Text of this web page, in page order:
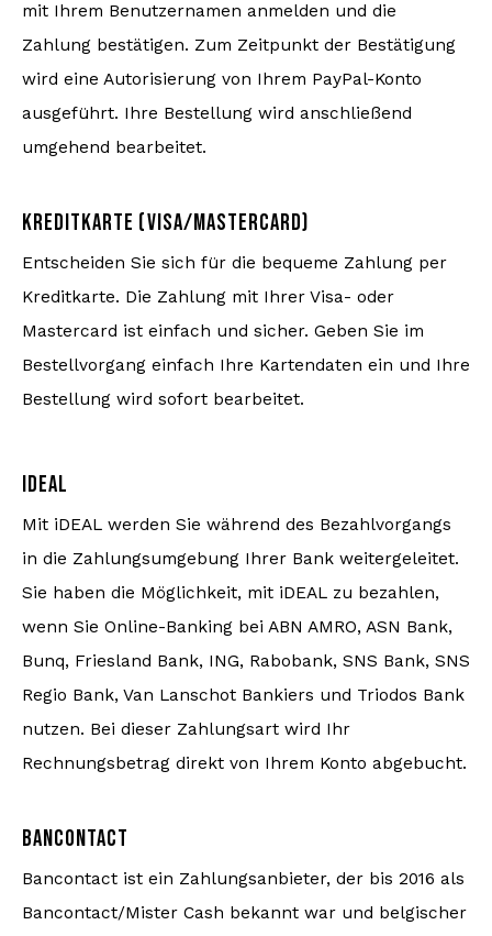
mit Ihrem Benutzernamen anmelden und die
Zahlung bestätigen. Zum Zeitpunkt der Bestätigung
wird eine Autorisierung von Ihrem PayPal-Konto
ausgeführt. Ihre Bestellung wird anschließend
umgehend bearbeitet.
KREDITKARTE (VISA/MASTERCARD)
Entscheiden Sie sich für die bequeme Zahlung per
Kreditkarte. Die Zahlung mit Ihrer Visa- oder
Mastercard ist einfach und sicher. Geben Sie im
Bestellvorgang einfach Ihre Kartendaten ein und Ihre
Bestellung wird sofort bearbeitet.
IDEAL
Mit iDEAL werden Sie während des Bezahlvorgangs
in die Zahlungsumgebung Ihrer Bank weitergeleitet.
Sie haben die Möglichkeit, mit iDEAL zu bezahlen,
wenn Sie Online-Banking bei ABN AMRO, ASN Bank,
Bunq, Friesland Bank, ING, Rabobank, SNS Bank, SNS
Regio Bank, Van Lanschot Bankiers und Triodos Bank
nutzen. Bei dieser Zahlungsart wird Ihr
Rechnungsbetrag direkt von Ihrem Konto abgebucht.
BANCONTACT
Bancontact ist ein Zahlungsanbieter, der bis 2016 als
Bancontact/Mister Cash bekannt war und belgischer